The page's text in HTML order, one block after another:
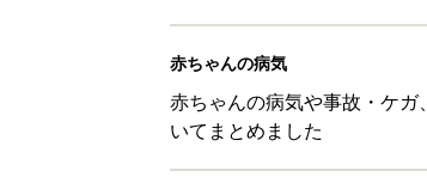
赤ちゃんの病気
赤ちゃんの病気や事故・ケガ
いてまとめました